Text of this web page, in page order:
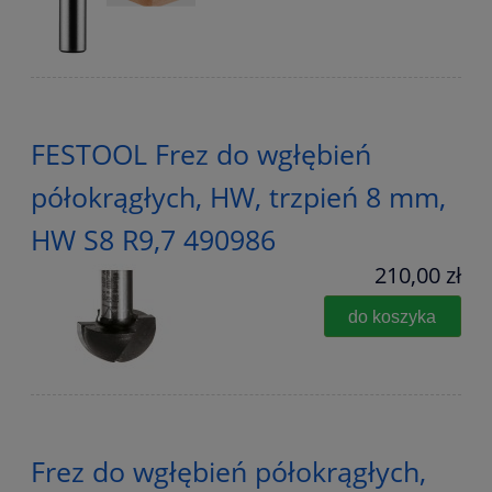
FESTOOL Frez do wgłębień
półokrągłych, HW, trzpień 8 mm,
HW S8 R9,7 490986
210,00 zł
do koszyka
Frez do wgłębień półokrągłych,